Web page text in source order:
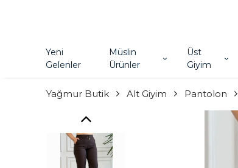
Yeni
Gelenler
Müslin
Ürünler
Üst
Giyim
Yağmur Butik Alt Giyim Pantolon